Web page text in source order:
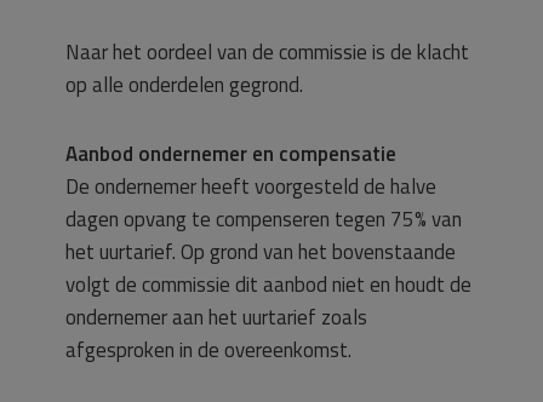
Naar het oordeel van de commissie is de klacht
op alle onderdelen gegrond.
Aanbod ondernemer en compensatie
De ondernemer heeft voorgesteld de halve
dagen opvang te compenseren tegen 75% van
het uurtarief. Op grond van het bovenstaande
volgt de commissie dit aanbod niet en houdt de
ondernemer aan het uurtarief zoals
afgesproken in de overeenkomst.